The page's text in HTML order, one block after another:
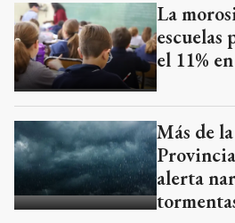
La
escuelas
el 11%
Más de
alerta